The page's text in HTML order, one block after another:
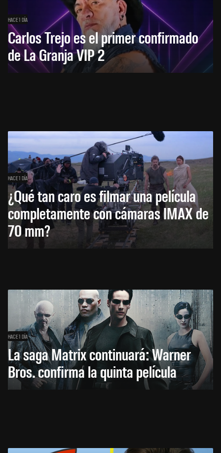
HACE 1 DÍA
Carlos Trejo es el primer confirmado
de La Granja VIP 2
HACE 1 DÍA
¿Qué tan caro es filmar una película
completamente con cámaras IMAX de
70 mm?
HACE 1 DÍA
La saga Matrix continuará: Warner
Bros. confirma la quinta película